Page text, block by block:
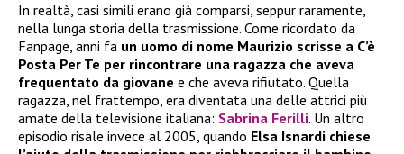
In realtà, casi simili erano già comparsi, seppur raramente,
nella lunga storia della trasmissione. Come ricordato da
Fanpage, anni fa un uomo di nome Maurizio scrisse a C’è
Posta Per Te per rincontrare una ragazza che aveva
frequentato da giovane e che aveva rifiutato. Quella
ragazza, nel frattempo, era diventata una delle attrici più
amate della televisione italiana: Sabrina Ferilli. Un altro
episodio risale invece al 2005, quando Elsa Isnardi chiese